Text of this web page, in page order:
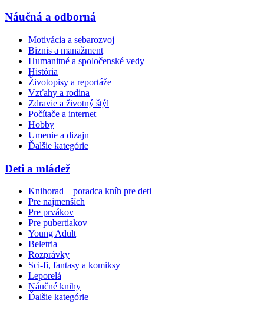
Náučná a odborná
Motivácia a sebarozvoj
Biznis a manažment
Humanitné a spoločenské vedy
História
Životopisy a reportáže
Vzťahy a rodina
Zdravie a životný štýl
Počítače a internet
Hobby
Umenie a dizajn
Ďalšie kategórie
Deti a mládež
Knihorad – poradca kníh pre deti
Pre najmenších
Pre prvákov
Pre pubertiakov
Young Adult
Beletria
Rozprávky
Sci-fi, fantasy a komiksy
Leporelá
Náučné knihy
Ďalšie kategórie